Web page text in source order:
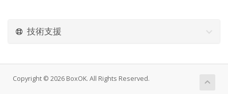
技術支援
Copyright © 2026 BoxOK. All Rights Reserved.